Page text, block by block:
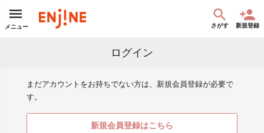
メニュー さがす 新規登録
ログイン
まだアカウントをお持ちでない方は、新規会員登録が必要で
す。
新規会員登録はこちら